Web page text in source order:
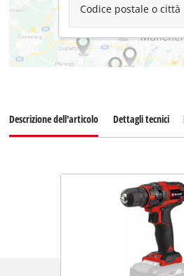
Codice postale o città
Descrizione dell'articolo Dettagli tecnici